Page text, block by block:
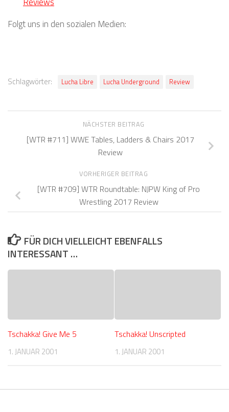
Folgt uns in den sozialen Medien:
Schlagwörter: Lucha Libre Lucha Underground Review
NÄCHSTER BEITRAG
[WTR #711] WWE Tables, Ladders & Chairs 2017
Review
VORHERIGER BEITRAG
[WTR #709] WTR Roundtable: NJPW King of Pro
Wrestling 2017 Review
FÜR DICH VIELLEICHT EBENFALLS
INTERESSANT …
Tschakka! Give Me 5
1. JANUAR 2001
Tschakka! Unscripted
1. JANUAR 2001